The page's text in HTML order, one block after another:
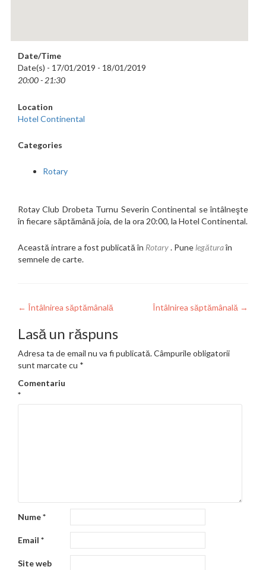
Date/Time
Date(s) - 17/01/2019 - 18/01/2019
20:00 - 21:30
Location
Hotel Continental
Categories
Rotary
Rotay Club Drobeta Turnu Severin Continental se întâlneşte
în fiecare săptămână joia, de la ora 20:00, la Hotel Continental.
Această intrare a fost publicată în Rotary. Punelegăturaîn
semnele de carte.
Navigare
în
articole
← Întâlnirea săptămânală Întâlnirea săptămânală →
Lasă un răspuns
Adresa ta de email nu va fi publicată.Câmpurile obligatorii
sunt marcate cu *
Comentariu
*
Nume*
Email *
Site web